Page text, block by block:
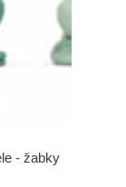
- žabky